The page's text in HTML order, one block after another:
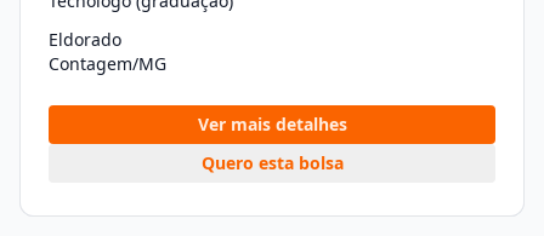
Eldorado
Contagem/MG
Ver mais detalhes
Quero esta bolsa